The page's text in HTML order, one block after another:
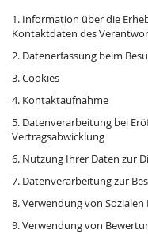
1. Information über die
Kontaktdaten des
2. Datenerfassung beim
3. Cookies
4. Kontaktaufnahme
5. Datenverarbeitung bei
Vertragsabwicklung
6. Nutzung Ihrer Daten zur
7. Datenverarbeitung zur
8. Verwendung von Sozialen
9. Verwendung von